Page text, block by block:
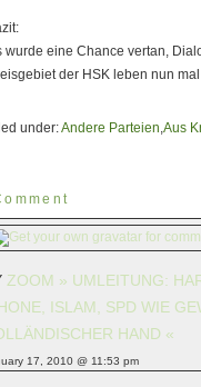
wurde eine Chance vertan,
der HSK leben nun
under:Andere Parteien,Aus
ZOOM » UMLEITUNG:
ISLAM, SPD WIE
HAND «
17, 2010 @ 11:53 pm